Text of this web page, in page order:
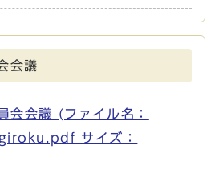
会議
会会議 (ファイル名：
サイズ：